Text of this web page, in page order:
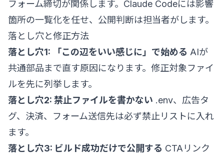
フォーム締切が関係します。Claude Codeには影響
箇所の一覧化を任せ、公開判断は担当者がします。
落とし穴と修正方法
落とし穴1: 「この辺をいい感じに」で始める AIが
共通部品まで直す原因になります。修正対象ファイ
ルを先に列挙します。
落とし穴2: 禁止ファイルを書かない .env、広告タ
グ、決済、フォーム送信先は必ず禁止リストに入れ
ます。
落とし穴3: ビルド成功だけで公開する CTAリンク